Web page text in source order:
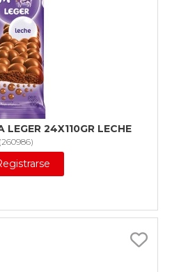
24X110GR LECHE
(260986)